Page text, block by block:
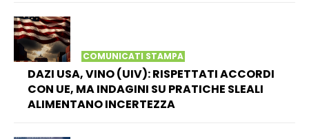
COMUNICATI STAMPA
DAZI USA, VINO (UIV): RISPETTATI ACCORDI
CON UE, MA INDAGINI SU PRATICHE SLEALI
ALIMENTANO INCERTEZZA